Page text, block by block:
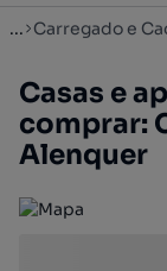
... Carregado e
Casas e
comprar:
Alenquer